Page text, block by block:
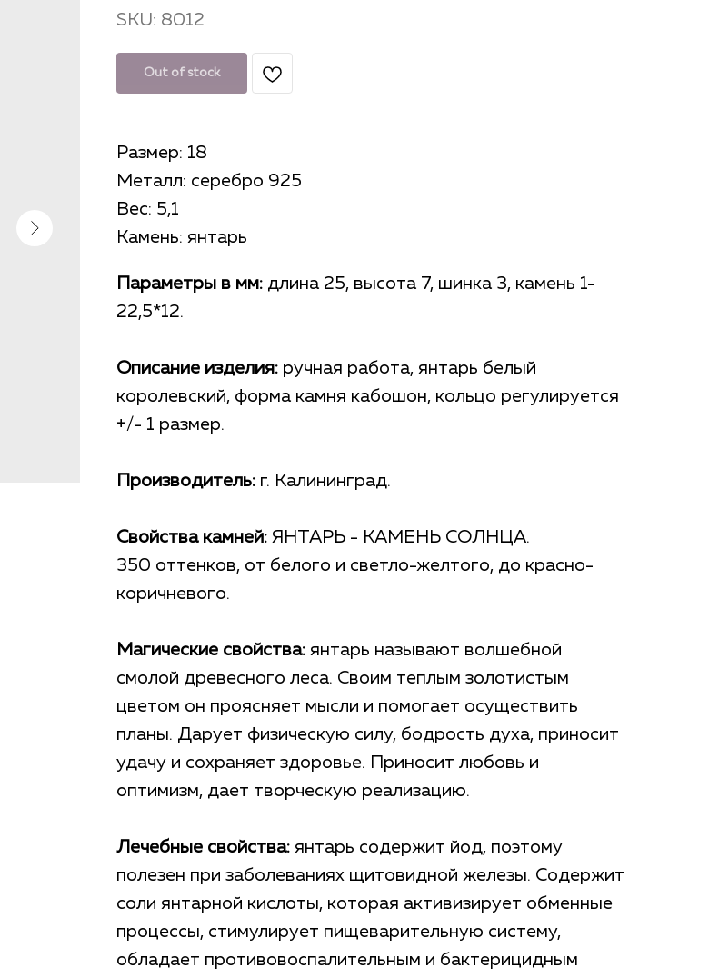
SKU: 8012
Out of stock
Параметры в мм: длина 25, высота 7, шинка 3, камень 1-
22,5*12.
Описание изделия: ручная работа, янтарь белый
королевский, форма камня кабошон, кольцо регулируется
+/- 1 размер.
Производитель: г. Калининград.
Свойства камней: ЯНТАРЬ - КАМЕНЬ СОЛНЦА.
350 оттенков, от белого и светло-желтого, до красно-
коричневого.
Магические свойства: янтарь называют волшебной
смолой древесного леса. Своим теплым золотистым
цветом он проясняет мысли и помогает осуществить
планы. Дарует физическую силу, бодрость духа, приносит
удачу и сохраняет здоровье. Приносит любовь и
оптимизм, дает творческую реализацию.
Лечебные свойства: янтарь содержит йод, поэтому
полезен при заболеваниях щитовидной железы. Содержит
соли янтарной кислоты, которая активизирует обменные
процессы, стимулирует пищеварительную систему,
обладает противовоспалительным и бактерицидным
Размер: 18
Металл: серебро 925
Вес: 5,1
Камень: янтарь